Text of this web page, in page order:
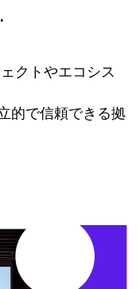
クトやエコシス
的で信頼できる拠